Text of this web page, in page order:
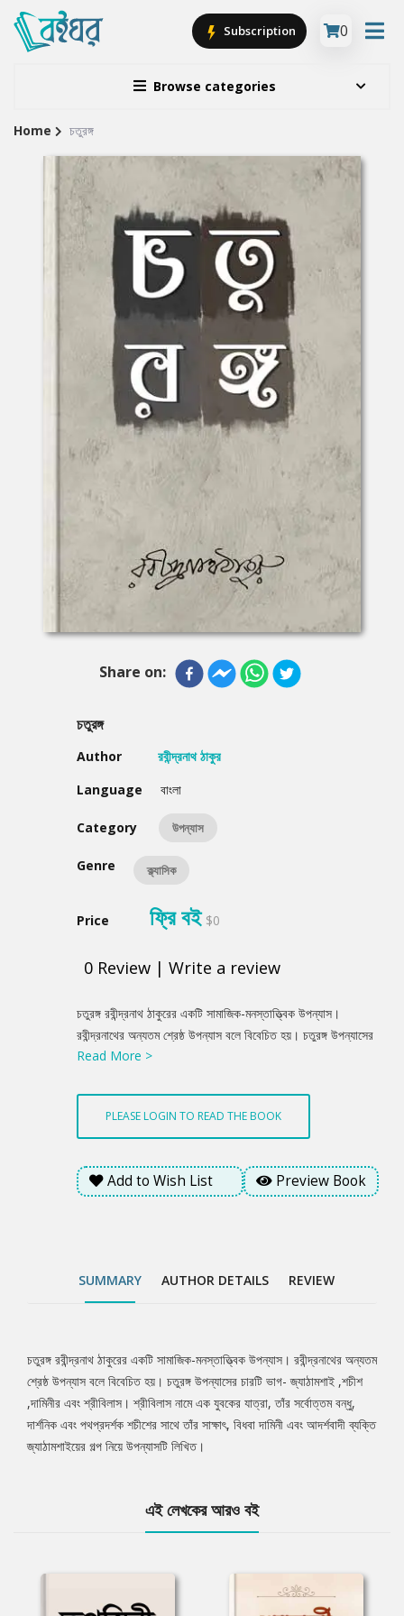
Browse categories
Subscription 0
Site
Breadcrumb
Home চতুরঙ্গ
Share on:
চতুরঙ্গ
Author
রবীন্দ্রনাথ ঠাকুর
Language
বাংলা
Category উপন্যাস
Genre ক্ল্যাসিক
Price ফ্রি বই $0
0 Review | Write a review
Product
Summery
চতুরঙ্গ রবীন্দ্রনাথ ঠাকুরের একটি সামাজিক-মনস্তাত্ত্বিক উপন্যাস।
রবীন্দ্রনাথের অন্যতম শ্রেষ্ঠ উপন্যাস বলে বিবেচিত হয়। চতুরঙ্গ উপন্যাসের
চারটি ভাগ- জ্যাঠামশাই ,শচীশ ,দামিনীর এবং শ্রীবিলাস। শ্রীবিলাস নামে এক
তাঁর সাক্ষাৎ, বিধবা দামিনী এবং আদর্শবাদী ব্যক্তি জ্যাঠামশাইয়ের গল্প নিয়ে
উপন্যাসটি লিখিত।
Read More >
PLEASE LOGIN TO READ THE BOOK
Add to Wish List Preview Book
SUMMARY AUTHOR DETAILS REVIEW
Tab
Article
চতুরঙ্গ রবীন্দ্রনাথ ঠাকুরের একটি সামাজিক-মনস্তাত্ত্বিক উপন্যাস। রবীন্দ্রনাথের অন্যতম
শ্রেষ্ঠ উপন্যাস বলে বিবেচিত হয়। চতুরঙ্গ উপন্যাসের চারটি ভাগ- জ্যাঠামশাই ,শচীশ
,দামিনীর এবং শ্রীবিলাস। শ্রীবিলাস নামে এক যুবকের যাত্রা, তাঁর সর্বোত্তম বন্ধু,
দার্শনিক এবং পথপ্রদর্শক শচীশের সাথে তাঁর সাক্ষাৎ, বিধবা দামিনী এবং আদর্শবাদী ব্যক্তি
জ্যাঠামশাইয়ের গল্প নিয়ে উপন্যাসটি লিখিত।
এই লেখকের আরও বই